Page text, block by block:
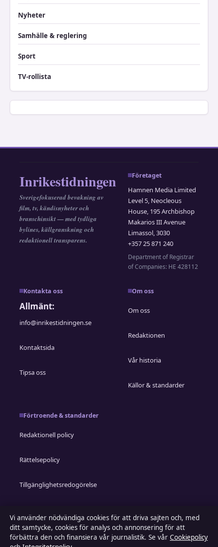
Nyheter
Samhälle & reglering
Sport
TV-rollista
Inrikestidningen
Sverigefokuserad bevakning av
film, tv, kändisnyheter och
branschinsikt — med tydliga
bylines, källgranskning och
redaktionell transparens.
Företaget
Hamnen Media Limited
Level 5, Neocleous
House, 195 Archbishop
Makarios III Avenue
Limassol, 3030
+357 25 871 240
Department of Registrar
of Companies: HE 428112
Kontakta oss
Allmänt:
info@inrikestidningen.se
Kontaktsida
Tipsa oss
Om oss
Om oss
Redaktionen
Vår historia
Källor & standarder
Förtroende & standarder
Redaktionell policy
Rättelsepolicy
Tillgänglighetsredogörelse
Kändisar & integritet
Vi använder nödvändiga cookies för att driva sajten och, med
ditt samtycke, cookies för analys och annonsering för att
förbättra den och finansiera vår journalistik. Se vår Cookiepolicy